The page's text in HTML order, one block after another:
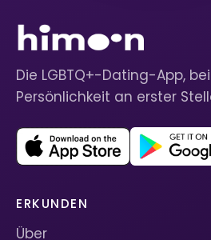
Die LGBTQ+-Dating-App,
Persönlichkeit an erster
ERKUNDEN
Über